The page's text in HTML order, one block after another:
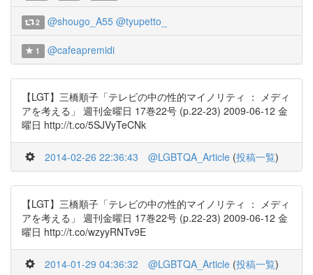
2 @shougo_A55 @tyupetto_
1 @cafeapremidi
【LGT】三橋順子「テレビの中の性的マイノリティ ： メディ
アを考える」 週刊金曜日 17巻22号 (p.22-23) 2009-06-12 金
曜日 http://t.co/5SJVyTeCNk
2014-02-26 22:36:43 @LGBTQA_Article (投稿一覧)
【LGT】三橋順子「テレビの中の性的マイノリティ ： メディ
アを考える」 週刊金曜日 17巻22号 (p.22-23) 2009-06-12 金
曜日 http://t.co/wzyyRNTv9E
2014-01-29 04:36:32 @LGBTQA_Article (投稿一覧)